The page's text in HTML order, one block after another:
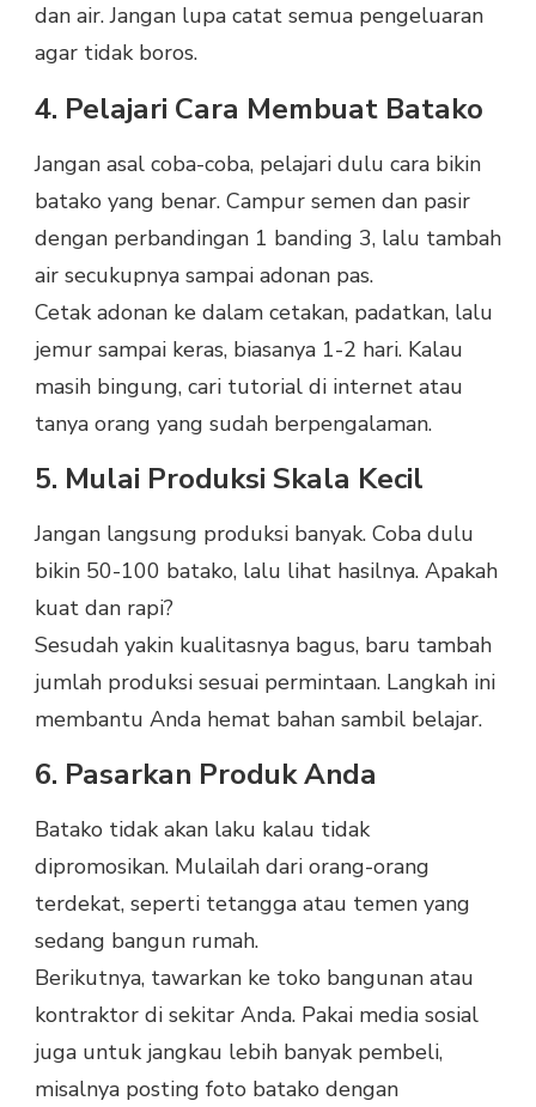
dan air. Jangan lupa catat semua pengeluaran
agar tidak boros.
4. Pelajari Cara Membuat Batako
Jangan asal coba-coba, pelajari dulu cara bikin
batako yang benar. Campur semen dan pasir
dengan perbandingan 1 banding 3, lalu tambah
air secukupnya sampai adonan pas.
Cetak adonan ke dalam cetakan, padatkan, lalu
jemur sampai keras, biasanya 1-2 hari. Kalau
masih bingung, cari tutorial di internet atau
tanya orang yang sudah berpengalaman.
5. Mulai Produksi Skala Kecil
Jangan langsung produksi banyak. Coba dulu
bikin 50-100 batako, lalu lihat hasilnya. Apakah
kuat dan rapi?
Sesudah yakin kualitasnya bagus, baru tambah
jumlah produksi sesuai permintaan. Langkah ini
membantu Anda hemat bahan sambil belajar.
6. Pasarkan Produk Anda
Batako tidak akan laku kalau tidak
dipromosikan. Mulailah dari orang-orang
terdekat, seperti tetangga atau temen yang
sedang bangun rumah.
Berikutnya, tawarkan ke toko bangunan atau
kontraktor di sekitar Anda. Pakai media sosial
juga untuk jangkau lebih banyak pembeli,
misalnya posting foto batako dengan